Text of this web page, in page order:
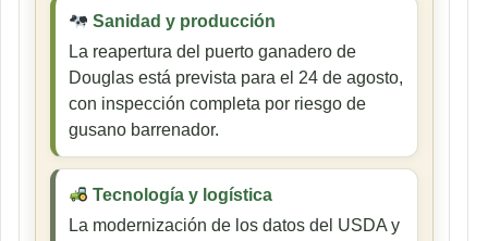
Sanidad y producción
La reapertura del puerto ganadero de
Douglas está prevista para el 24 de agosto,
con inspección completa por riesgo de
gusano barrenador.
Tecnología y logística
La modernización de los datos del USDA y